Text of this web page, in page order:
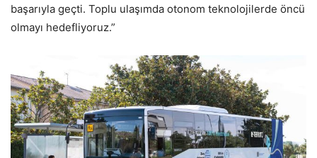
başarıyla geçti. Toplu ulaşımda otonom teknolojilerde öncü
olmayı hedefliyoruz.”